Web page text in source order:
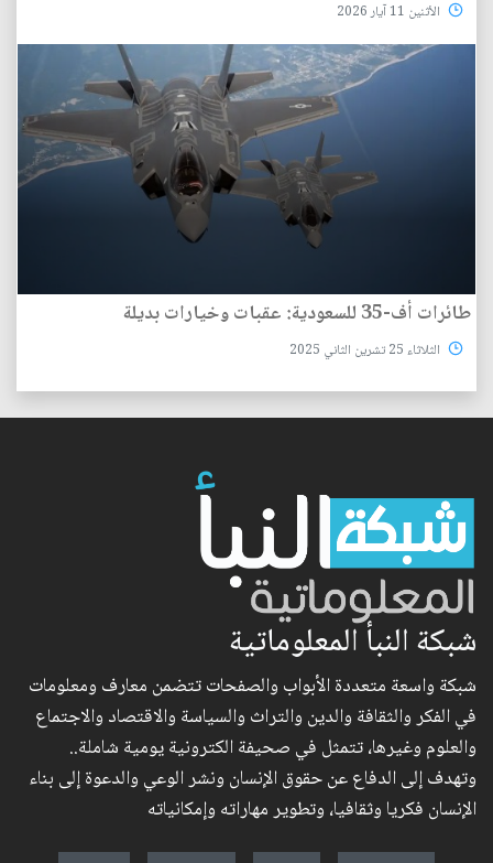
الأثنين 11 آيار 2026
طائرات أف-35 للسعودية: عقبات وخيارات بديلة
الثلاثاء 25 تشرين الثاني 2025
شبكة النبأ المعلوماتية
شبكة واسعة متعددة الأبواب والصفحات تتضمن معارف ومعلومات
في الفكر والثقافة والدين والتراث والسياسة والاقتصاد والاجتماع
والعلوم وغيرها، تتمثل في صحيفة الكترونية يومية شاملة..
وتهدف إلى الدفاع عن حقوق الإنسان ونشر الوعي والدعوة إلى بناء
الإنسان فكريا وثقافيا، وتطوير مهاراته وإمكانياته